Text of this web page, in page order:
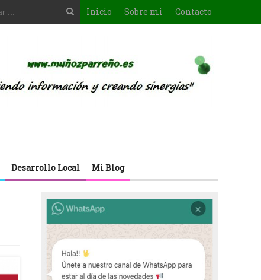
Inicio Sobre mi Contacto
Desarrollo Local Mi Blog